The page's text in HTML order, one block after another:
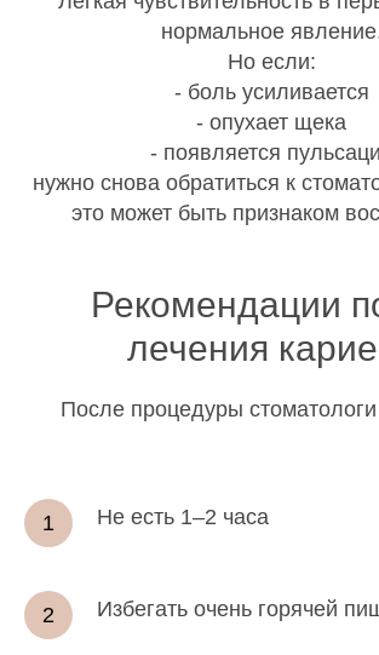
нормальное
Но если:
- боль усиливается
- опухает щека
- появляется
нужно снова обратиться к
это может быть признаком
Рекомендации
лечения
После процедуры
Не есть 1–2 часа
Избегать очень горячей